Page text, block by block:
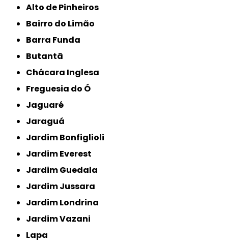
Alto de Pinheiros
Bairro do Limão
Barra Funda
Butantã
Chácara Inglesa
Freguesia do Ó
Jaguaré
Jaraguá
Jardim Bonfiglioli
Jardim Everest
Jardim Guedala
Jardim Jussara
Jardim Londrina
Jardim Vazani
Lapa